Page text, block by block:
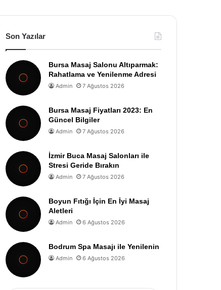
Son Yazılar
Bursa Masaj Salonu Altıparmak:
Rahatlama ve Yenilenme Adresi
Admin 7 Ağustos 2026
Bursa Masaj Fiyatları 2023: En
Güncel Bilgiler
Admin 7 Ağustos 2026
İzmir Buca Masaj Salonları ile
Stresi Geride Bırakın
Admin 7 Ağustos 2026
Boyun Fıtığı İçin En İyi Masaj
Aletleri
Admin 6 Ağustos 2026
Bodrum Spa Masajı ile Yenilenin
Admin 6 Ağustos 2026